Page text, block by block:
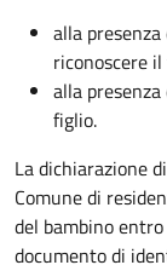
alla
riconoscere
alla
figlio.
La dichiarazione
Comune di
del bambino
documento di